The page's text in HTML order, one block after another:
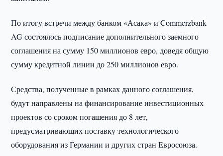
По итогу встречи между банком «Асака» и Commerzbank
AG состоялось подписание дополнительного заемного
соглашения на сумму 150 миллионов евро, доведя общую
сумму кредитной линии до 250 миллионов евро.
Средства, полученные в рамках данного соглашения,
будут направлены на финансирование инвестиционных
проектов со сроком погашения до 8 лет,
предусматривающих поставку технологического
оборудования из Германии и других стран Евросоюза.